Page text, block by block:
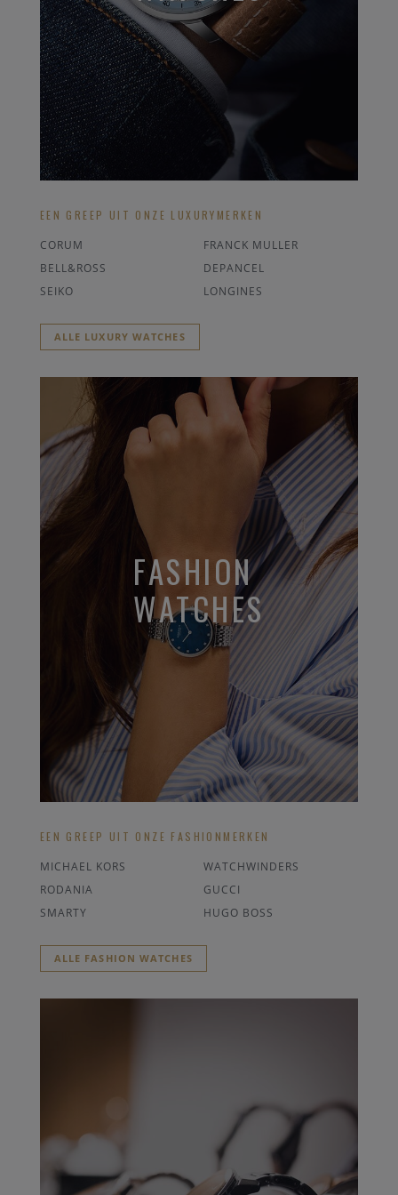
EEN GREEP UIT ONZE LUXURYMERKEN
CORUM
FRANCK MULLER
BELL&ROSS
DEPANCEL
SEIKO
LONGINES
ALLE LUXURY WATCHES
FASHION
WATCHES
EEN GREEP UIT ONZE FASHIONMERKEN
MICHAEL KORS
WATCHWINDERS
RODANIA
GUCCI
SMARTY
HUGO BOSS
ALLE FASHION WATCHES